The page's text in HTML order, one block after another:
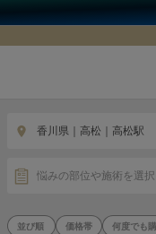
香川県｜高松｜高松駅
悩みの部位や施術を選
価格帯 何度でも